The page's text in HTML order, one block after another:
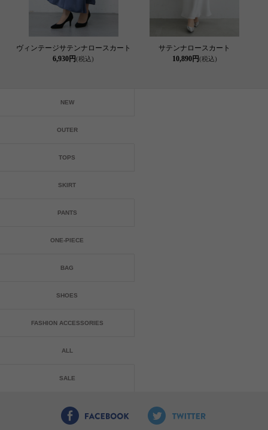
ヴィンテージサテンナロースカート
6,930円(税込)
サテンナロースカート
10,890円(税込)
NEW
OUTER
TOPS
SKIRT
PANTS
ONE-PIECE
BAG
SHOES
FASHION ACCESSORIES
ALL
SALE